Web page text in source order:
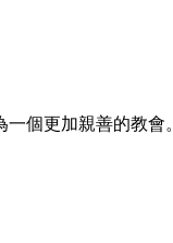
個更加親善的教會。